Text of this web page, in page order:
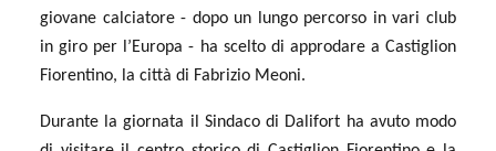
giovane calciatore - dopo un lungo percorso in vari club
in giro per l’Europa - ha scelto di approdare a Castiglion
Fiorentino, la città di Fabrizio Meoni.
Durante la giornata il Sindaco di Dalifort ha avuto modo